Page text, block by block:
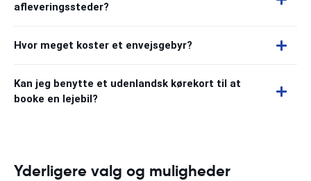
afleveringssteder?
Hvor meget koster et envejsgebyr?
Kan jeg benytte et udenlandsk kørekort til at
booke en lejebil?
Yderligere valg og muligheder